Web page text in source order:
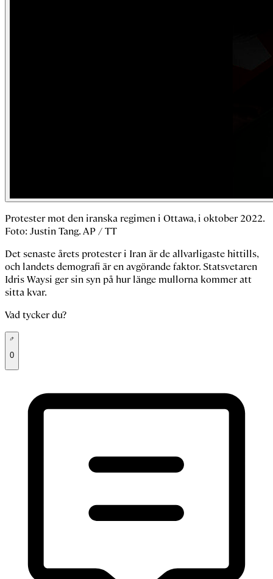
Protester mot den iranska regimen i Ottawa, i oktober 2022.
Foto: Justin Tang. AP / TT
Det senaste årets protester i Iran är de allvarligaste hittills,
och landets demografi är en avgörande faktor. Statsvetaren
Idris Waysi ger sin syn på hur länge mullorna kommer att
sitta kvar.
Vad tycker du?
0